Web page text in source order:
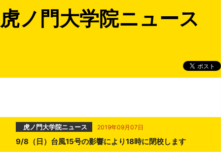
虎ノ門大学院ニュース
虎ノ門大学院ニュース 2019年09月07日
9/8（日）台風15号の影響により18時に閉校します